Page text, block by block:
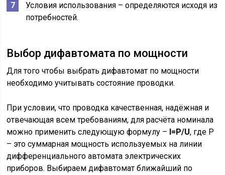
Условия использования – определяются исходя из
потребностей.
Выбор дифавтомата по мощности
Для того чтобы выбрать дифавтомат по мощности
необходимо учитывать состояние проводки.
При условии, что проводка качественная, надёжная и
отвечающая всем требованиям, для расчёта номинала
можно применить следующую формулу – I=P/U, где P
– это суммарная мощность используемых на линии
дифференциального автомата электрических
приборов. Выбираем дифавтомат ближайший по